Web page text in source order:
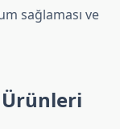
sağlaması ve